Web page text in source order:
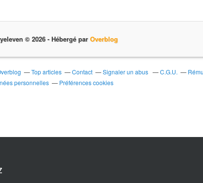
© 2026 - Hébergé par Overblog
Top articles Contact Signaler un abus C.G.U.
personnelles
Préférences cookies